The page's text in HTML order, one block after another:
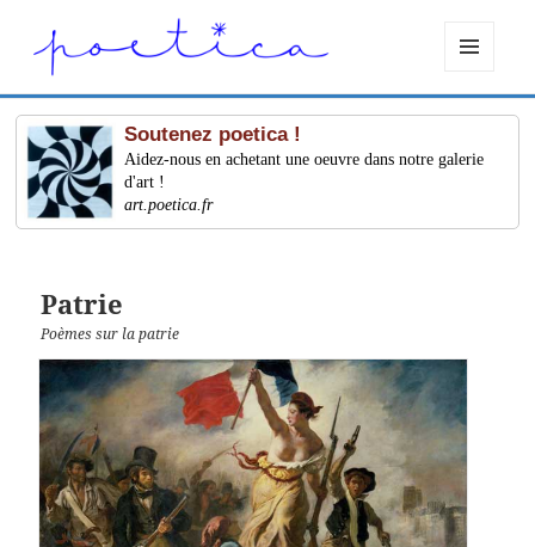
ET
WIDGETS
Soutenez poetica !
Aidez-nous en achetant une oeuvre dans notre galerie
d'art !
art.poetica.fr
Patrie
Poèmes sur la patrie